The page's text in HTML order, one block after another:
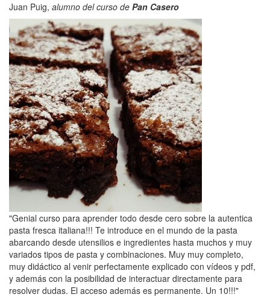
Juan Puig, alumno del curso de Pan Casero
"Genial curso para aprender todo desde cero sobre la autentica
pasta fresca italiana!!! Te introduce en el mundo de la pasta
abarcando desde utensilios e ingredientes hasta muchos y muy
variados tipos de pasta y combinaciones. Muy muy completo,
muy didáctico al venir perfectamente explicado con vídeos y pdf,
y además con la posibilidad de interactuar directamente para
resolver dudas. El acceso además es permanente. Un 10!!!"